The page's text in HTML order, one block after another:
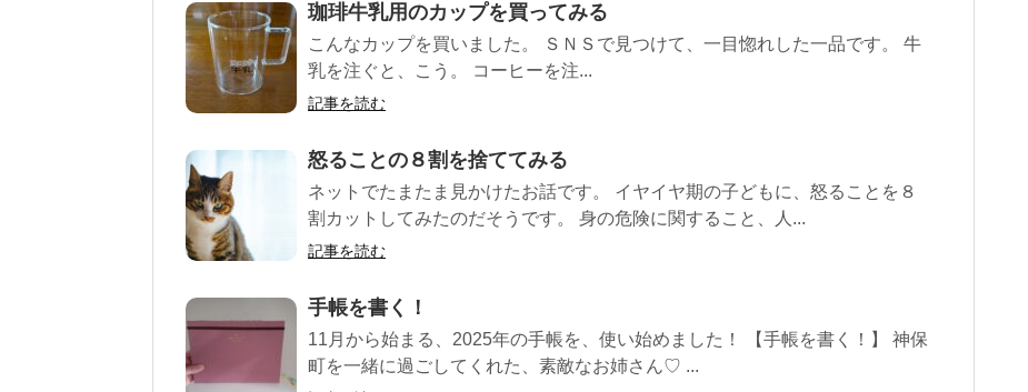
珈琲牛乳用のカップを買ってみる
こんなカップを買いました。 ＳＮＳで見つけて、一目惚れした一品です。 牛
乳を注ぐと、こう。 コーヒーを注...
記事を読む
怒ることの８割を捨ててみる
ネットでたまたま見かけたお話です。 イヤイヤ期の子どもに、怒ることを８
割カットしてみたのだそうです。 身の危険に関すること、人...
記事を読む
手帳を書く！
11月から始まる、2025年の手帳を、使い始めました！ 【手帳を書く！】 神保
町を一緒に過ごしてくれた、素敵なお姉さん♡ ...